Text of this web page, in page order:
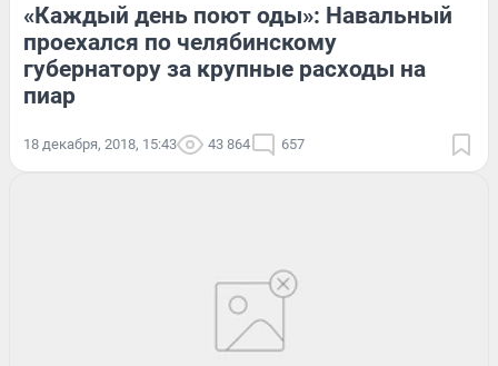
«Каждый день поют оды»: Навальный
проехался по челябинскому
губернатору за крупные расходы на
пиар
18 декабря, 2018, 15:43 43 864 657